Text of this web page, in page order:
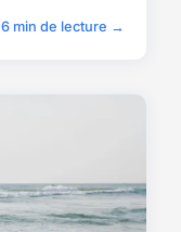
6 min de lecture →